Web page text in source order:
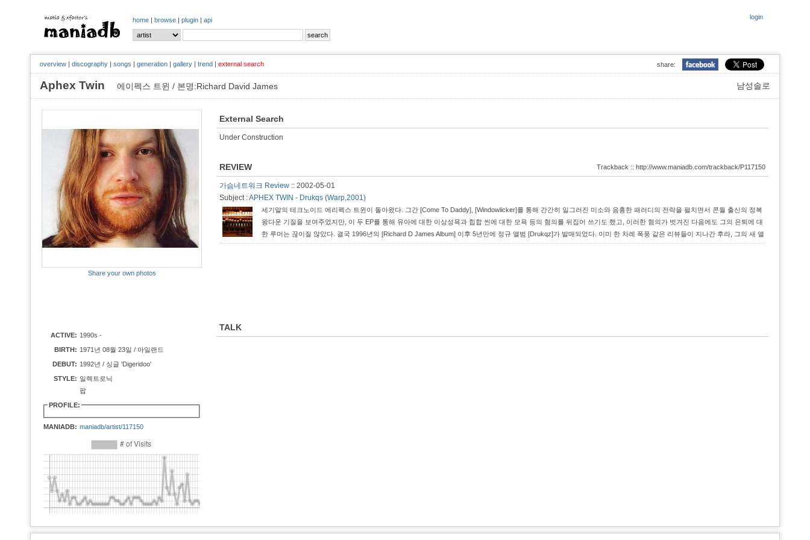
login
home | browse | plugin | api
share:
overview | discography | songs | generation | gallery | trend | external search
남성솔로
Aphex Twin 에이펙스 트윈 / 본명:Richard David James
Share your own photos
ACTIVE: 1990s -
BIRTH: 1971년 08월 23일 / 아일랜드
DEBUT: 1992년 / 싱글 'Digeridoo'
STYLE: 일렉트로닉
팝
PROFILE:
MANIADB: maniadb/artist/117150
External Search
Under Construction
REVIEW Trackback :: http://www.maniadb.com/trackback/P117150
가슴네트워크 Review :: 2002-05-01
Subject :APHEX TWIN - Drukqs (Warp,2001)
세기말의 테크노이드 에리펙스 트윈이 돌아왔다. 그간 [Come To Daddy], [Windowlicker]를 통해 간간히 일그러진 미소와 음흉한 패러디의 전략을 펼치면서 콘월 출신의 정복
왕다운 기질을 보여주었지만, 이 두 EP를 통해 유아에 대한 이상성욕과 힙합 씬에 대한 모욕 등의 혐의를 뒤집어 쓰기도 했고, 이러한 혐의가 벗겨진 다음에도 그의 은퇴에 대
한 루머는 끊이질 않았다. 결국 1996년의 [Richard D James Album] 이후 5년만에 정규 앨범 [Drukqz]가 발매되었다. 이미 한 차례 폭풍 같은 리뷰들이 지나간 후라, 그의 새 앨
범을 여유롭게 다시 들을 수 있는 요즘, 이 종합선물세트와 같은 앨범이 가진 갖가지 맛들을 하나씩 음미하며, 한담하듯 서로 이야기해보는 것이 어떠할까 한다...
TALK